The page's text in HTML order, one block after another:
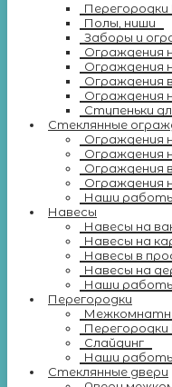
Перегородки
Полы, ниши
Заборы и
Ограждения
Ограждения
Ограждения
Ограждения
Ступеньки
Стеклянные
Ограждения
Ограждения
Ограждения
Ограждения
Наши
Навесы
Навесы на
Навесы на
Навесы в
Навесы на
Наши
Перегородки
Перегородки
Слайдинг
Наши работы
Стеклянные двери